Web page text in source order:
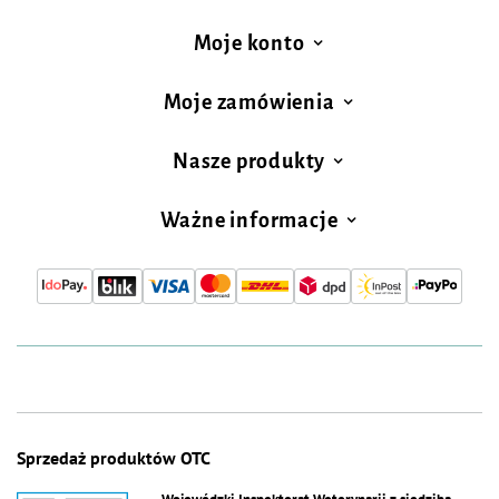
szczególnie cennym źródłem aminokwasów, lizyny i fenyloalaniny.
Dodatkowo wysoka zawartość lizyny w mięsie królika zwiększa zawartość
procesów w organizmie. Dodatkowo zawartość selenu i żelaza odgrywa
istotną rolę w stymulacji funkcji obronnych organizmu. Owoce żurawiny i
częstotliwość wypróżnień.
cennym źródłem aminokwasów, metioniny i tryptofanu. Dodatkowo wysoka
zawartość cysteiny w mięsie pstrąga zwiększa zawartość aminokwasów
mineralnych odgrywających istotną rolę w stymulacji funkcji obronnych
organizmu. Tłuszcz z pstrąga uzupełnia dietę psa w kwasy EPA i DHA.
Moje konto
Moje zamówienia
Nasze produkty
Ważne informacje
Sprzedaż produktów OTC